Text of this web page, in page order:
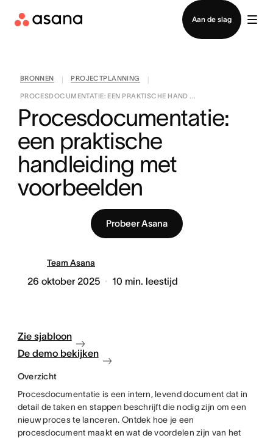
Aan de slag
Contact opnemen met verkoop
BRONNEN PROJECTPLANNING
PROCESDOCUMENTATIE: EEN PRAKTISCHE HAND ...
Procesdocumentatie:
een praktische
handleiding met
voorbeelden
Probeer Asana
Team Asana
26 oktober 2025 10 min. leestijd
Zie sjabloon
De demo bekijken
Overzicht
Procesdocumentatie is een intern, levend document dat in
detail de taken en stappen beschrijft die nodig zijn om een
nieuw proces te lanceren. Ontdek hoe je een
procesdocument maakt en wat de voordelen zijn van het